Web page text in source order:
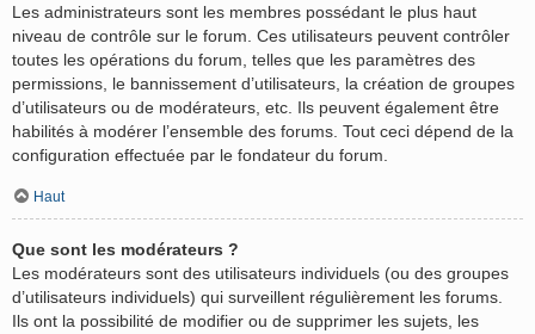
Les administrateurs sont les membres possédant le plus haut
niveau de contrôle sur le forum. Ces utilisateurs peuvent contrôler
toutes les opérations du forum, telles que les paramètres des
permissions, le bannissement d’utilisateurs, la création de groupes
d’utilisateurs ou de modérateurs, etc. Ils peuvent également être
habilités à modérer l’ensemble des forums. Tout ceci dépend de la
configuration effectuée par le fondateur du forum.
Haut
Que sont les modérateurs ?
Les modérateurs sont des utilisateurs individuels (ou des groupes
d’utilisateurs individuels) qui surveillent régulièrement les forums.
Ils ont la possibilité de modifier ou de supprimer les sujets, les